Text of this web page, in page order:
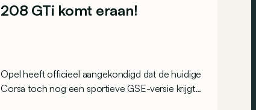
208 GTi komt eraan!
Opel heeft officieel aangekondigd dat de huidige
Corsa toch nog een sportieve GSE-versie krijgt.